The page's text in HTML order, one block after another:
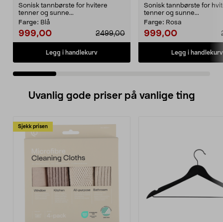
elektrisk tannbørste, Special
Edition
Sonisk tannbørste for hvitere
tenner og sunne...
Farge: Blå
999,00 2499,00
Legg i handlekurv
elektrisk tannbørste,
Edition
Sonisk tannbørste for
tenner og sunne...
Farge: Rosa
999,00
Legg i handlekurv
Uvanlig gode priser på vanlige ting
Sjekk prisen